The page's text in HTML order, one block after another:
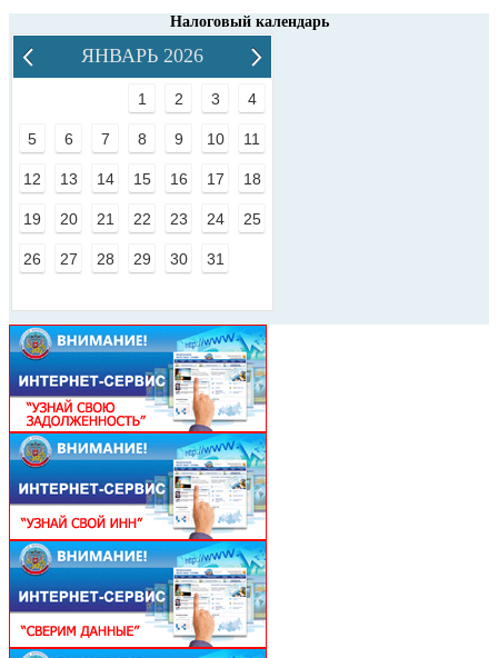
Налоговый календарь
ЯНВАРЬ 2026
1 2 3 4
5 6 7 8 9 10 11
12 13 14 15 16 17 18
19 20 21 22 23 24 25
26 27 28 29 30 31